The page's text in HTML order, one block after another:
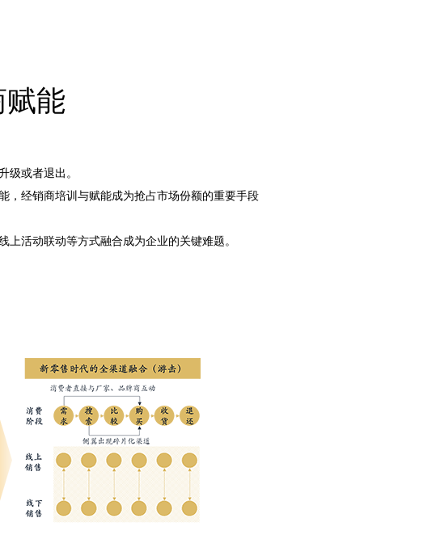
能
级或者退出。
，经销商培训与赋能成为抢占市场份额的重要手段
活动联动等方式融合成为企业的关键难题。